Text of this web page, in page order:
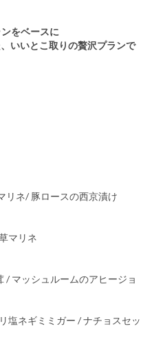
をベースに
いいとこ取りの贅沢プランで
リネ/ 豚ロースの西京漬け
マリネ
/ マッシュルームのアヒージョ
塩ネギミミガー / ナチョスセッ